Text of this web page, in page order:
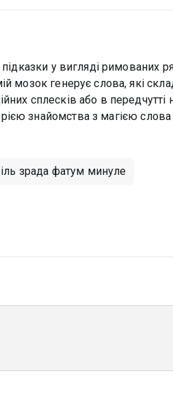
у вигляді римованих
генерує слова, які
сплесків або в передчутті
знайомства з магією слова
зрада фатум минуле